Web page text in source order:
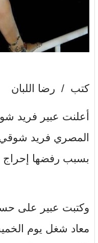
كتب / رضا اللبان
أعلنت عبير فريد
المصري فريد
بسبب رفضها
وكتبت عبير على
معاد شغل يوم